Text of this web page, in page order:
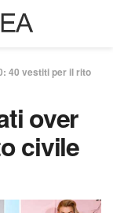
40 vestiti per il rito
over
civile